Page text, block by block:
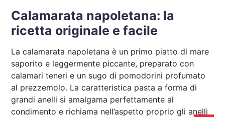
Calamarata napoletana: la
ricetta originale e facile
La calamarata napoletana è un primo piatto di mare
saporito e leggermente piccante, preparato con
calamari teneri e un sugo di pomodorini profumato
al prezzemolo. La caratteristica pasta a forma di
grandi anelli si amalgama perfettamente al
condimento e richiama nell’aspetto proprio gli anelli